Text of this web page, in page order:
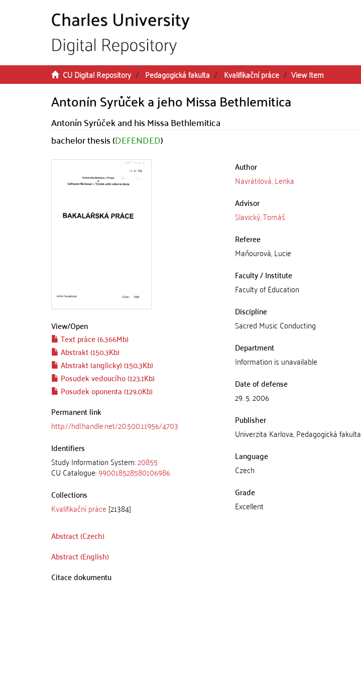
CU Digital Repository Pedagogická fakulta Kvalifikační práce View Item
Antonín Syrůček a jeho Missa Bethlemitica
Antonín Syrůček and his Missa Bethlemitica
bachelor thesis (DEFENDED)
View/Open
Text práce (6.366Mb)
Abstrakt (150.3Kb)
Abstrakt (anglicky) (150.3Kb)
Posudek vedoucího (123.1Kb)
Posudek oponenta (129.0Kb)
Permanent link
http://hdl.handle.net/20.500.11956/4703
Identifiers
Study Information System:20855
CU Catalogue:990018528580106986
Collections
Kvalifikační práce [21384]
Author
Navrátilová, Lenka
Advisor
Slavický, Tomáš
Referee
Maňourová, Lucie
Faculty / Institute
Faculty of Education
Discipline
Sacred Music Conducting
Department
Information is unavailable
Date of defense
29. 5. 2006
Publisher
Univerzita Karlova, Pedagogická fakulta
Language
Czech
Grade
Excellent
Abstract (Czech)
Abstract (English)
Citace dokumentu